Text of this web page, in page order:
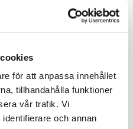
för att anpassa innehållet
tillhandahålla funktioner
vår trafik. Vi
och annan